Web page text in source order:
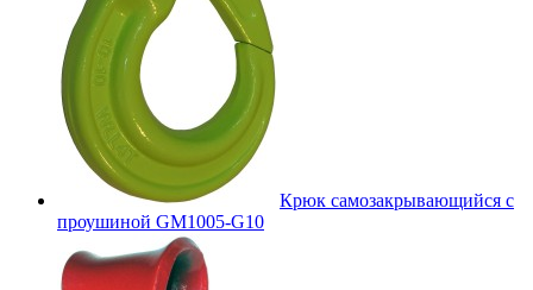
Крюк самозакрывающийся с
проушиной GM1005-G10